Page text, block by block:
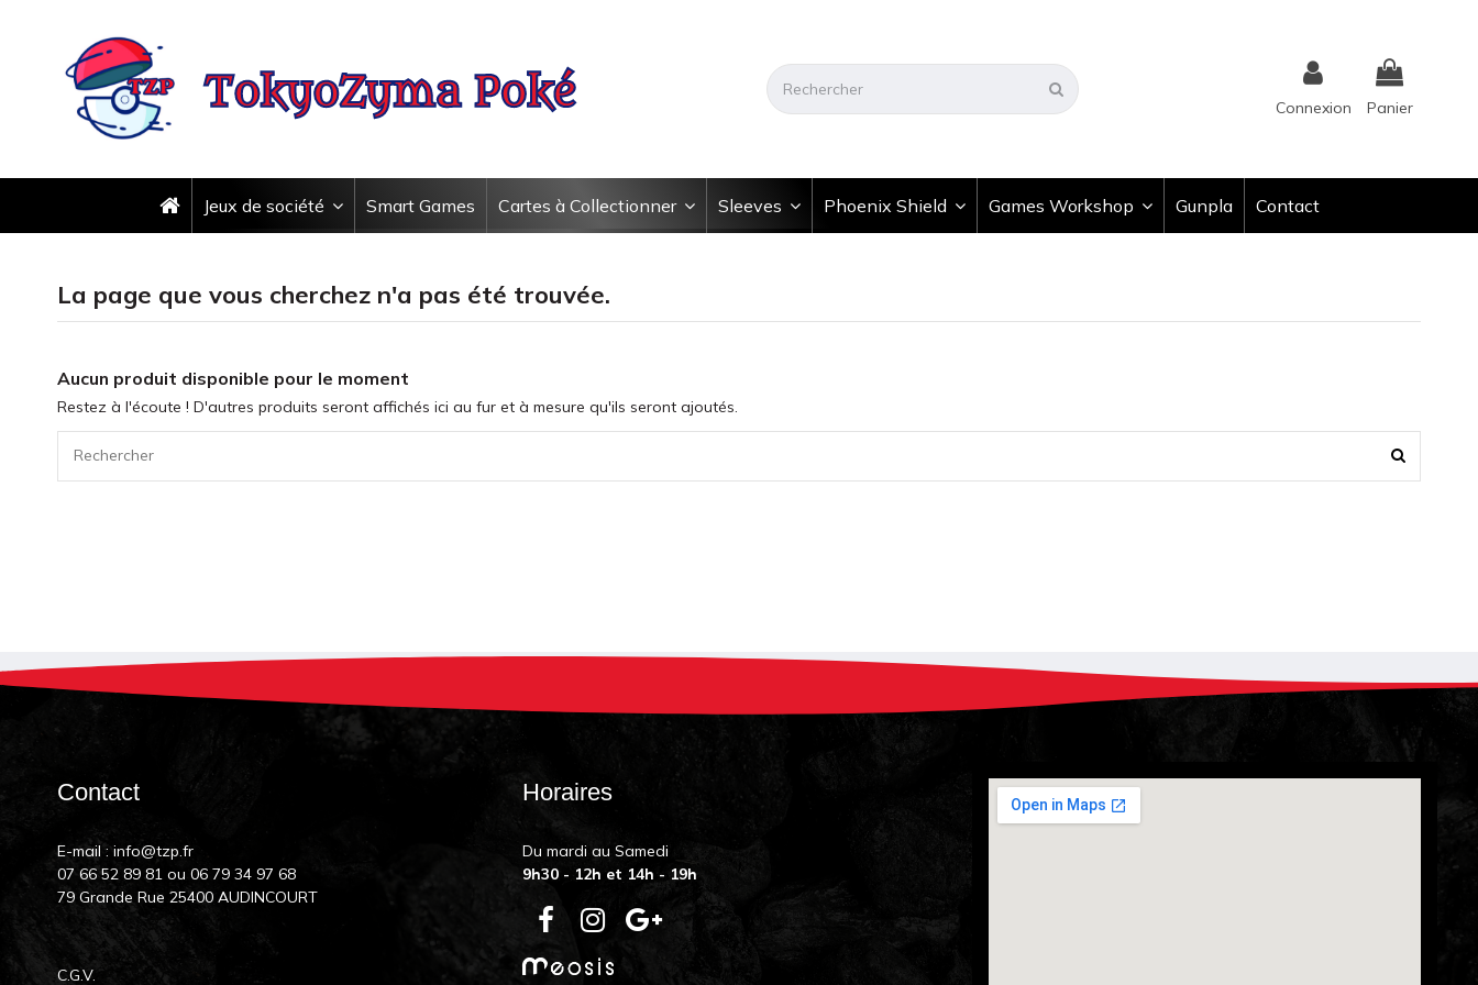
Connexion Panier
Jeux de société Smart Games Cartes à Collectionner Sleeves Phoenix Shield Games Workshop Gunpla Contact
La page que vous cherchez n'a pas été trouvée.
Aucun produit disponible pour le moment
Restez à l'écoute ! D'autres produits seront affichés ici au fur et à mesure qu'ils seront ajoutés.
Contact
E-mail : info@tzp.fr
07 66 52 89 81 ou 06 79 34 97 68
79 Grande Rue 25400 AUDINCOURT
C.G.V.
Horaires
Du mardi au Samedi
9h30 - 12h et 14h - 19h